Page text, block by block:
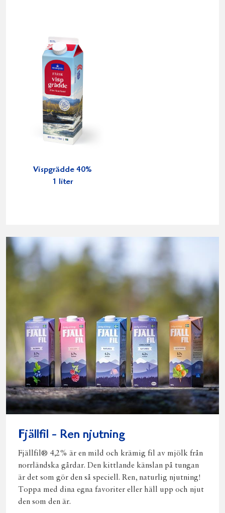
Vispgrädde 40%
1 liter
Fjällfil - Ren njutning
Fjällfil® 4,2% är en mild och krämig fil av mjölk från
norrländska gårdar. Den kittlande känslan på tungan
är det som gör den så speciell. Ren, naturlig njutning!
Toppa med dina egna favoriter eller häll upp och njut
den som den är.